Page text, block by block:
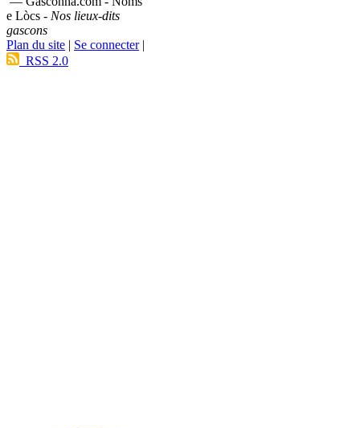
e Lòcs - Nos lieux-dits
gascons
Plan du site | Se connecter|
RSS 2.0